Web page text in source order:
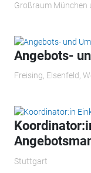
Großraum München
Angebots-
Freising, Elsenfeld,
Stuttgart